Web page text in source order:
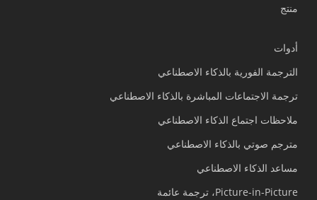
منتج
أدوات
الترجمة الفورية بالذكاء الاصطناعي
ترجمة الاجتماعات المباشرة بالذكاء الاصطناعي
ملاحظات اجتماع الذكاء الاصطناعي
مترجم صوتي بالذكاء الاصطناعي
مساعد الذكاء الاصطناعي
Picture-in-Picture، ترجمة عائمة